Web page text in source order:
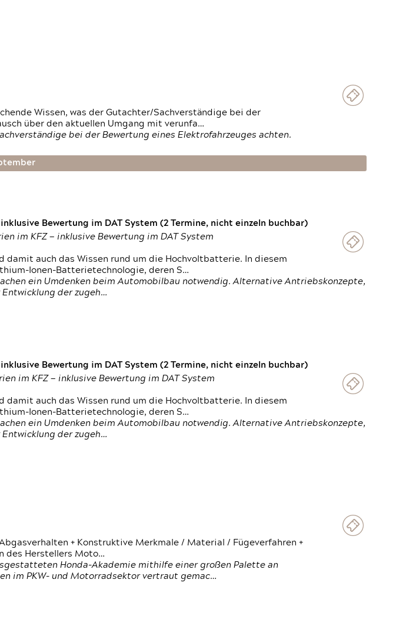
Wissen, was der Gutachter/Sachverständige bei der
über den aktuellen Umgang mit verunfa…
bei der Bewertung eines Elektrofahrzeuges achten.
Bewertung im DAT System (2 Termine, nicht einzeln buchbar)
im KFZ — inklusive Bewertung im DAT System
damit auch das Wissen rund um die Hochvoltbatterie. In diesem
Ionen-Batterietechnologie, deren S…
ein Umdenken beim Automobilbau notwendig. Alternative Antriebskonzepte,
der zugeh…
Bewertung im DAT System (2 Termine, nicht einzeln buchbar)
im KFZ — inklusive Bewertung im DAT System
damit auch das Wissen rund um die Hochvoltbatterie. In diesem
Ionen-Batterietechnologie, deren S…
ein Umdenken beim Automobilbau notwendig. Alternative Antriebskonzepte,
der zugeh…
+ Konstruktive Merkmale / Material / Fügeverfahren +
des Herstellers Moto…
Honda-Akademie mithilfe einer großen Palette an
im PKW- und Motorradsektor vertraut gemac…